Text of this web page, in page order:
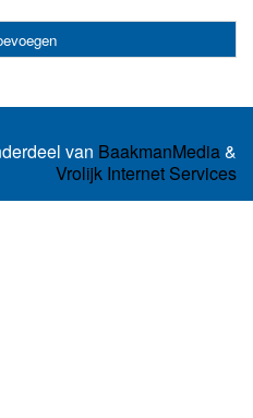
van BaakmanMedia&
Vrolijk Internet Services